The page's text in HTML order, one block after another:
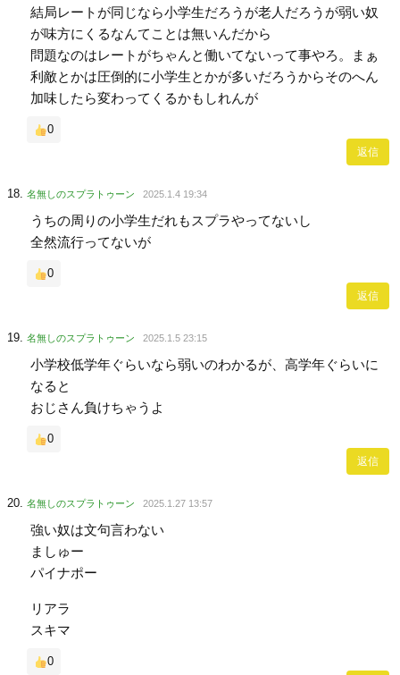
結局レートが同じなら小学生だろうが老人だろうが弱い奴
が味方にくるなんてことは無いんだから
問題なのはレートがちゃんと働いてないって事やろ。まぁ
利敵とかは圧倒的に小学生とかが多いだろうからそのへん
加味したら変わってくるかもしれんが
0
返信
名無しのスプラトゥーン 2025.1.4 19:34
うちの周りの小学生だれもスプラやってないし
全然流行ってないが
0
返信
名無しのスプラトゥーン 2025.1.5 23:15
小学校低学年ぐらいなら弱いのわかるが、高学年ぐらいに
なると
おじさん負けちゃうよ
0
返信
名無しのスプラトゥーン 2025.1.27 13:57
強い奴は文句言わない
ましゅー
パイナポー
リアラ
スキマ
0